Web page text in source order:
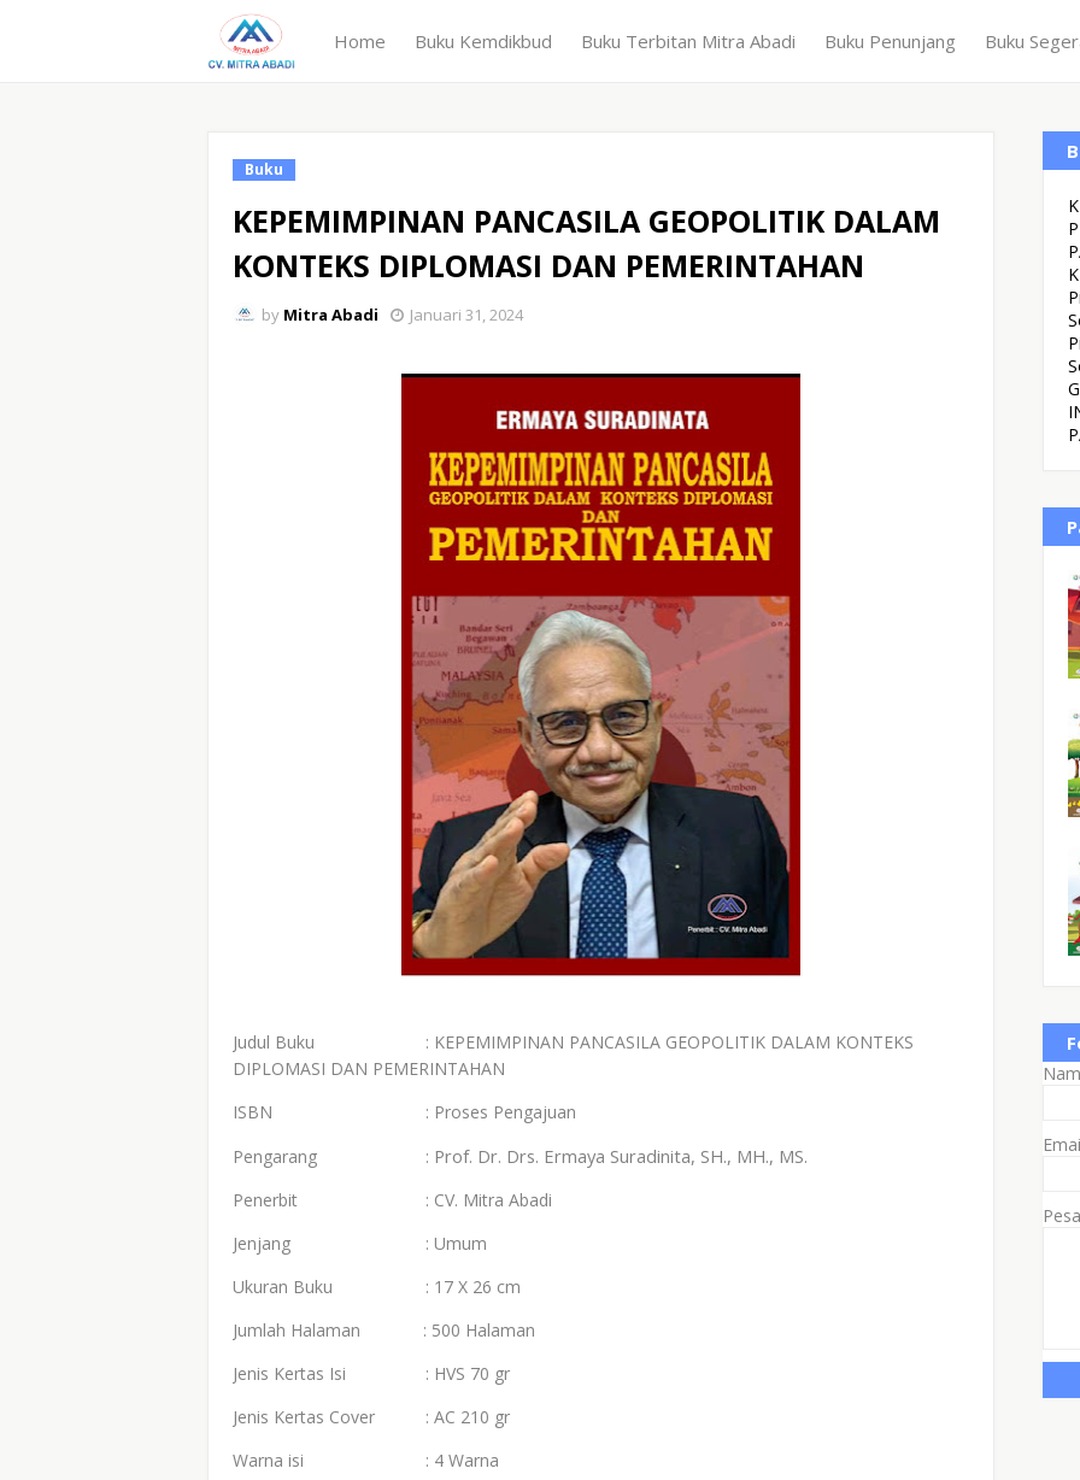
Home Buku Kemdikbud Buku Terbitan Mitra Abadi Buku Penunjang Buku
Buku
KEPEMIMPINAN PANCASILA GEOPOLITIK DALAM
KONTEKS DIPLOMASI DAN PEMERINTAHAN
by Mitra Abadi Januari 31, 2024
Judul Buku : KEPEMIMPINAN PANCASILA GEOPOLITIK DALAM KONTEKS
DIPLOMASI DAN PEMERINTAHAN
ISBN
: Proses Pengajuan
Pengarang
: Prof. Dr. Drs. Ermaya Suradinita, SH., MH., MS.
Penerbit
: CV. Mitra Abadi
Jenjang
: Umum
Ukuran Buku
: 17 X 26 cm
Jumlah Halaman : 500 Halaman
Jenis Kertas Isi
: HVS 70 gr
Jenis Kertas Cover
: AC 210 gr
Warna isi
: 4 Warna